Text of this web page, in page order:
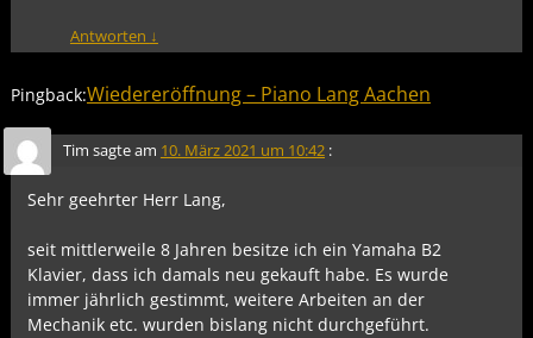
Antworten ↓
Pingback:Wiedereröffnung – Piano Lang Aachen
Tim sagte am 10. März 2021 um 10:42 :
Sehr geehrter Herr Lang,
seit mittlerweile 8 Jahren besitze ich ein Yamaha B2
Klavier, dass ich damals neu gekauft habe. Es wurde
immer jährlich gestimmt, weitere Arbeiten an der
Mechanik etc. wurden bislang nicht durchgeführt.